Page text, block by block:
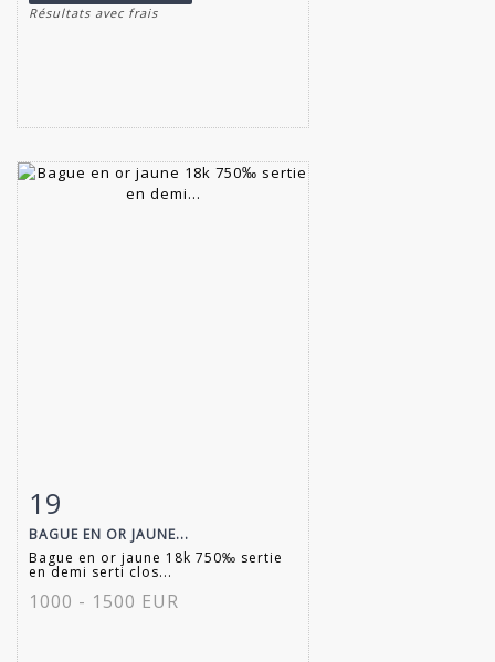
Résultats avec frais
Fiche détaillée
19
BAGUE EN OR JAUNE...
Bague en or jaune 18k 750‰ sertie
en demi serti clos...
1000 - 1500 EUR